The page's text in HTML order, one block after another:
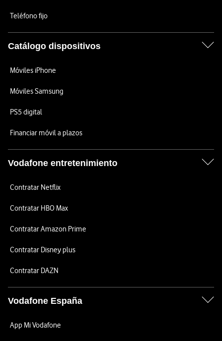
Teléfono fijo
Catálogo dispositivos
Móviles iPhone
Móviles Samsung
PS5 digital
Financiar móvil a plazos
Vodafone entretenimiento
Contratar Netflix
Contratar HBO Max
Contratar Amazon Prime
Contratar Disney plus
Contratar DAZN
Vodafone España
App Mi Vodafone